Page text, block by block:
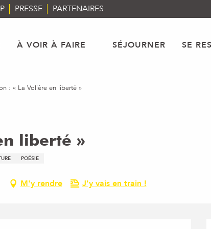
PRESSE PARTENAIRES
À VOIR À FAIRE SÉJOURNER SE
: « La Volière en liberté »
liberté »
POÉSIE
M'y rendre J'y vais en train !